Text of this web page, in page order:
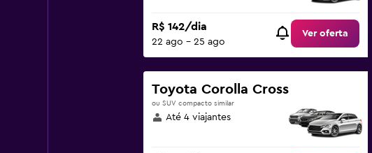
R$ 142/dia
22 ago - 25 ago
Ver oferta
Toyota Corolla Cross
ou SUV compacto similar
Até 4 viajantes